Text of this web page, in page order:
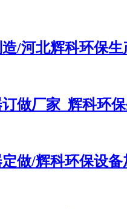
/河北辉科环保
做厂家_辉科环
做/辉科环保设